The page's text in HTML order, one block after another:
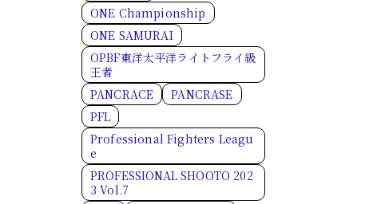
ONE Championship
ONE SAMURAI
OPBF東洋太平洋ライトフライ級
王者
PANCRACE
PANCRASE
PFL
Professional Fighters Leagu
e
PROFESSIONAL SHOOTO 202
3 Vol.7